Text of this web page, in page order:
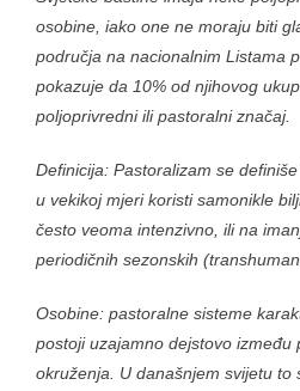
osobine, iako one ne moraju biti
područja na nacionalnim Listama
pokazuje da 10% od njihovog
poljoprivredni ili pastoralni značaj.
Definicija: Pastoralizam se
u vekikoj mjeri koristi samonikle
često veoma intenzivno, ili na
periodičnih sezonskih
Osobine: pastoralne sisteme
postoji uzajamno dejstovo između
okruženja. U današnjem svijetu to